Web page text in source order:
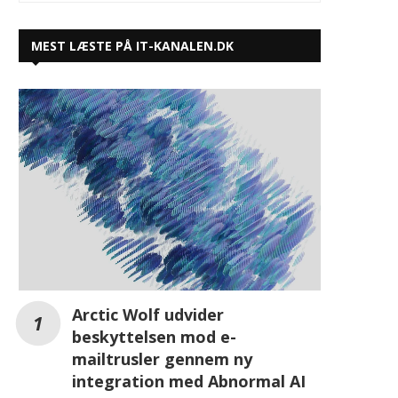
MEST LÆSTE PÅ IT-KANALEN.DK
Arctic Wolf udvider
beskyttelsen mod e-
mailtrusler gennem ny
integration med Abnormal AI